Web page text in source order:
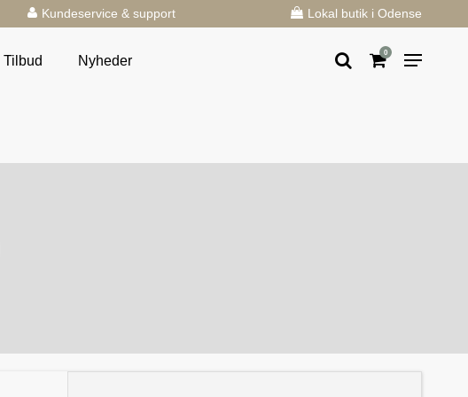
Kundeservice & support Lokal butik i Odense
Tilbud Nyheder
0